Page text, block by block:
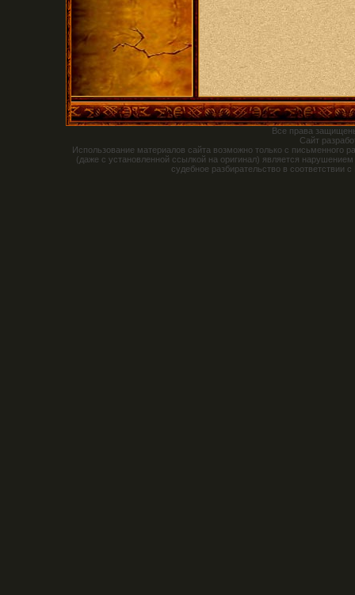
Все права
Сайт
Использование материалов сайта возможно только с письменного
(даже с установленной ссылкой на оригинал) является
судебное разбирательство в